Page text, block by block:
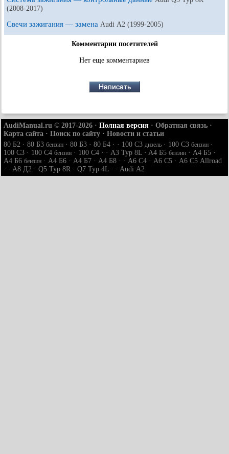
(2008-2017)
Свечи зажигания — замена Audi А2 (1999-2005)
Комментарии посетителей
Нет еще комментариев
AudiManual.ru © 2017-2026 · Полная версия · Обратная связь ·
Карта сайта · Поиск по сайту · Новости и статьи
80 Б2 · 80 Б3 бензин · 80 Б3 · 80 Б4 · · 100 С3 дизель · 100 С3 бензин ·
100 С3 · 100 С4 бензин · 100 С4 · · A3 Typ 8L · A4 Б5 бензин · A4 Б5 ·
A4 Б6 бензин · A4 Б6 · A4 Б7 · A4 Б8 · · A6 С4 · A6 С5 · A6 С5 Allroad
· · A8 Д2 · Q5 Typ 8R · Q7 Typ 4L · · Audi А2